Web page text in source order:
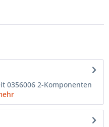
0356006 2-Komponenten